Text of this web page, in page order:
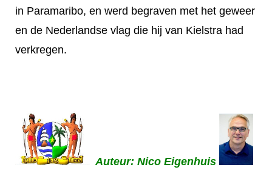
in Paramaribo, en werd begraven met het geweer
en de Nederlandse vlag die hij van Kielstra had
verkregen.
Auteur: Nico Eigenhuis